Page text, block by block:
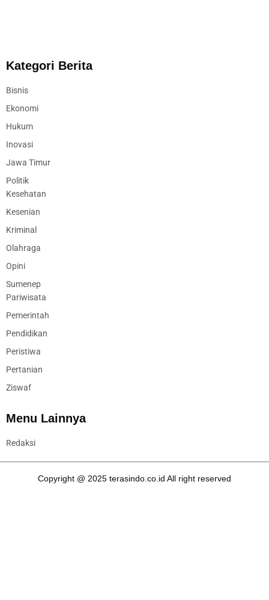
Kategori Berita
Bisnis
Ekonomi
Hukum
Inovasi
Jawa Timur
Politik
Kesehatan
Kesenian
Kriminal
Olahraga
Opini
Sumenep
Pariwisata
Pemerintah
Pendidikan
Peristiwa
Pertanian
Ziswaf
Menu Lainnya
Redaksi
Copyright @ 2025 terasindo.co.id All right reserved